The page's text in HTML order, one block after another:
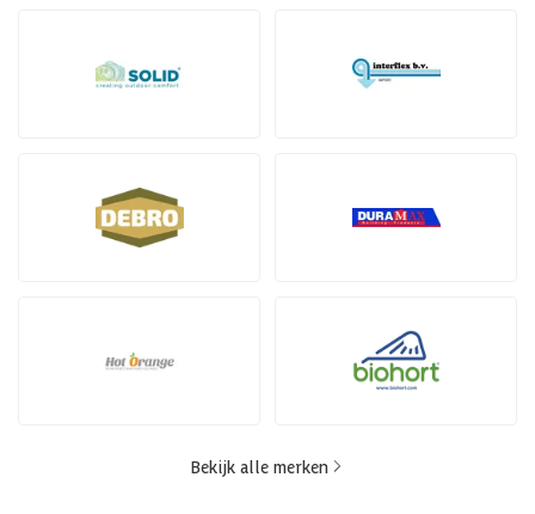
Bekijk alle merken